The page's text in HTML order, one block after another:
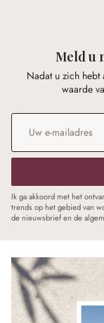
Meld u
Nadat u zich hebt
waarde
E-mailadres
Ik ga akkoord met het
trends op het gebied van
de nieuwsbrief en de